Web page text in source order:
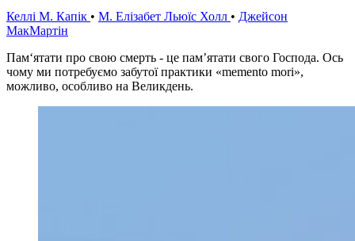
Келлі М. Капік • M. Елізабет Льюїс Холл • Джейсон
МакМартін
Пам‘ятати про свою смерть - це пам’ятати свого Господа. Ось
чому ми потребуємо забутої практики «memento mori»,
можливо, особливо на Великдень.